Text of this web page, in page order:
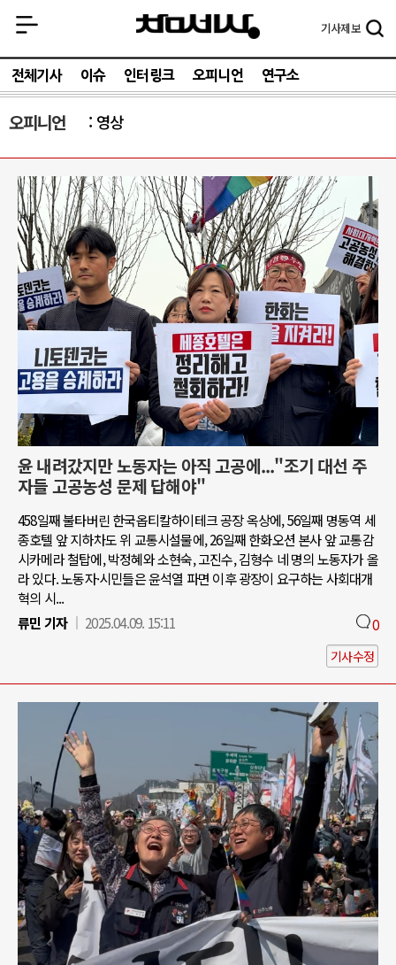
기사제보
전체기사 이슈 인터링크 오피니언 연구소
오피니언 영상
윤 내려갔지만 노동자는 아직 고공에..."조기 대선 주
자들 고공농성 문제 답해야"
458일째 불타버린 한국옵티칼하이테크 공장 옥상에, 56일째 명동역 세
종호텔 앞 지하차도 위 교통시설물에, 26일째 한화오션 본사 앞 교통감
시카메라 철탑에, 박정혜와 소현숙, 고진수, 김형수 네 명의 노동자가 올
라 있다. 노동자·시민들은 윤석열 파면 이후 광장이 요구하는 사회대개
혁의 시...
류민 기자
2025.04.09. 15:11 0
기사수정